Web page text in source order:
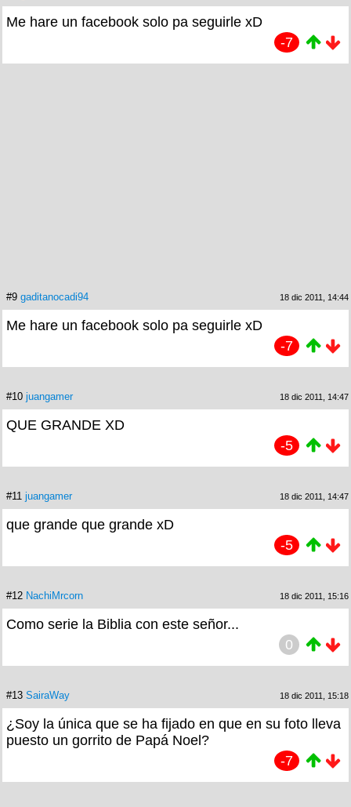
Me hare un facebook solo pa seguirle xD
-7
#9 gaditanocadi94 18 dic 2011, 14:44
Me hare un facebook solo pa seguirle xD
-7
#10 juangamer 18 dic 2011, 14:47
QUE GRANDE XD
-5
#11 juangamer 18 dic 2011, 14:47
que grande que grande xD
-5
#12 NachiMrcorn 18 dic 2011, 15:16
Como serie la Biblia con este señor...
0
#13 SairaWay 18 dic 2011, 15:18
¿Soy la única que se ha fijado en que en su foto lleva
puesto un gorrito de Papá Noel?
-7